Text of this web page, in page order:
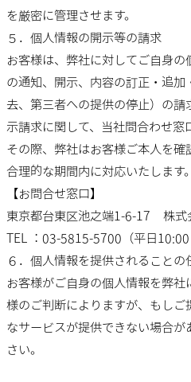
を厳密に管理させます。
５．個人情報の開示等の請求
お客様は、弊社に対してご自身
の通知、開示、内容の訂正・追加
去、第三者への提供の停止）の請
示請求に関して、当社問合わせ窓
その際、弊社はお客様ご本人を確
合理的な期間内に対応いたします。
【お問合せ窓口】
東京都台東区池之端1-6-17 株式
TEL ：03-5815-5700（平日10:00
６．個人情報を提供されることの
お客様がご自身の個人情報を弊
様のご判断によりますが、もし
なサービスが提供できない場合
さい。